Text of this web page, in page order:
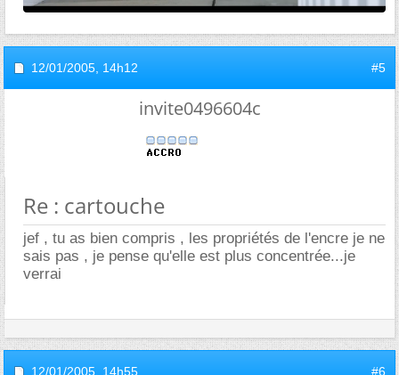
12/01/2005, 14h12 #5
invite0496604c
Re : cartouche
jef , tu as bien compris , les propriétés de l'encre je ne
sais pas , je pense qu'elle est plus concentrée...je
verrai
12/01/2005, 14h55 #6